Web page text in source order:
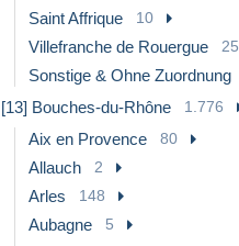
Saint Affrique 10
Villefranche de Rouergue 25
Sonstige & Ohne Zuordnung
[13] Bouches-du-Rhône 1.776
Aix en Provence 80
Allauch 2
Arles 148
Aubagne 5